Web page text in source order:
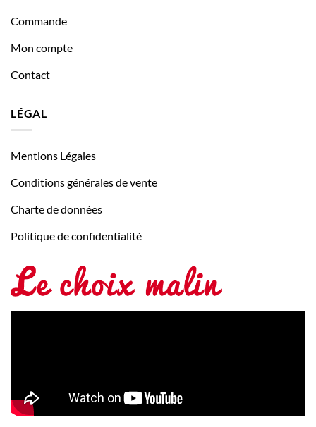
Commande
Mon compte
Contact
LÉGAL
Mentions Légales
Conditions générales de vente
Charte de données
Politique de confidentialité